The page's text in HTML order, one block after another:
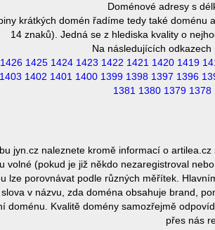
Doménové adresy s
krátkých domén řadíme tedy také doménu
14 znaků). Jedná se z hlediska kvality o
Na následujících
1426 1425 1424 1423 1422 1421 1420 1419
1403 1402 1401 1400 1399 1398 1397 1396
1381 1380 1379 1378
jyn.cz naleznete kromě informací o
volné (pokud je již někdo nezaregistroval
lze porovnávat podle různých měřítek.
v názvu, zda doména obsahuje brand,
doménu. Kvalitě domény samozřejmě
přes nás